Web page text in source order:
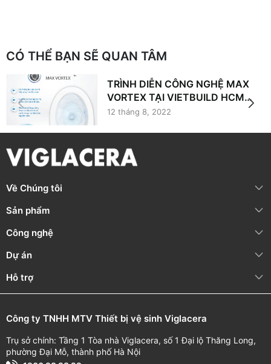
CÓ THỂ BẠN SẼ QUAN TÂM
TRÌNH DIỄN CÔNG NGHỆ MAX
VORTEX TẠI VIETBUILD HCM
2022
12 tháng 8, 2022
Về Chúng tôi
Sản phẩm
Công nghệ
Dự án
Hỗ trợ
Công ty TNHH MTV Thiết bị vệ sinh Viglacera
Trụ sở chính: Tầng 1 Tòa nhà Viglacera, số 1 Đại lộ Thăng Long,
phường Đại Mỗ, thành phố Hà Nội